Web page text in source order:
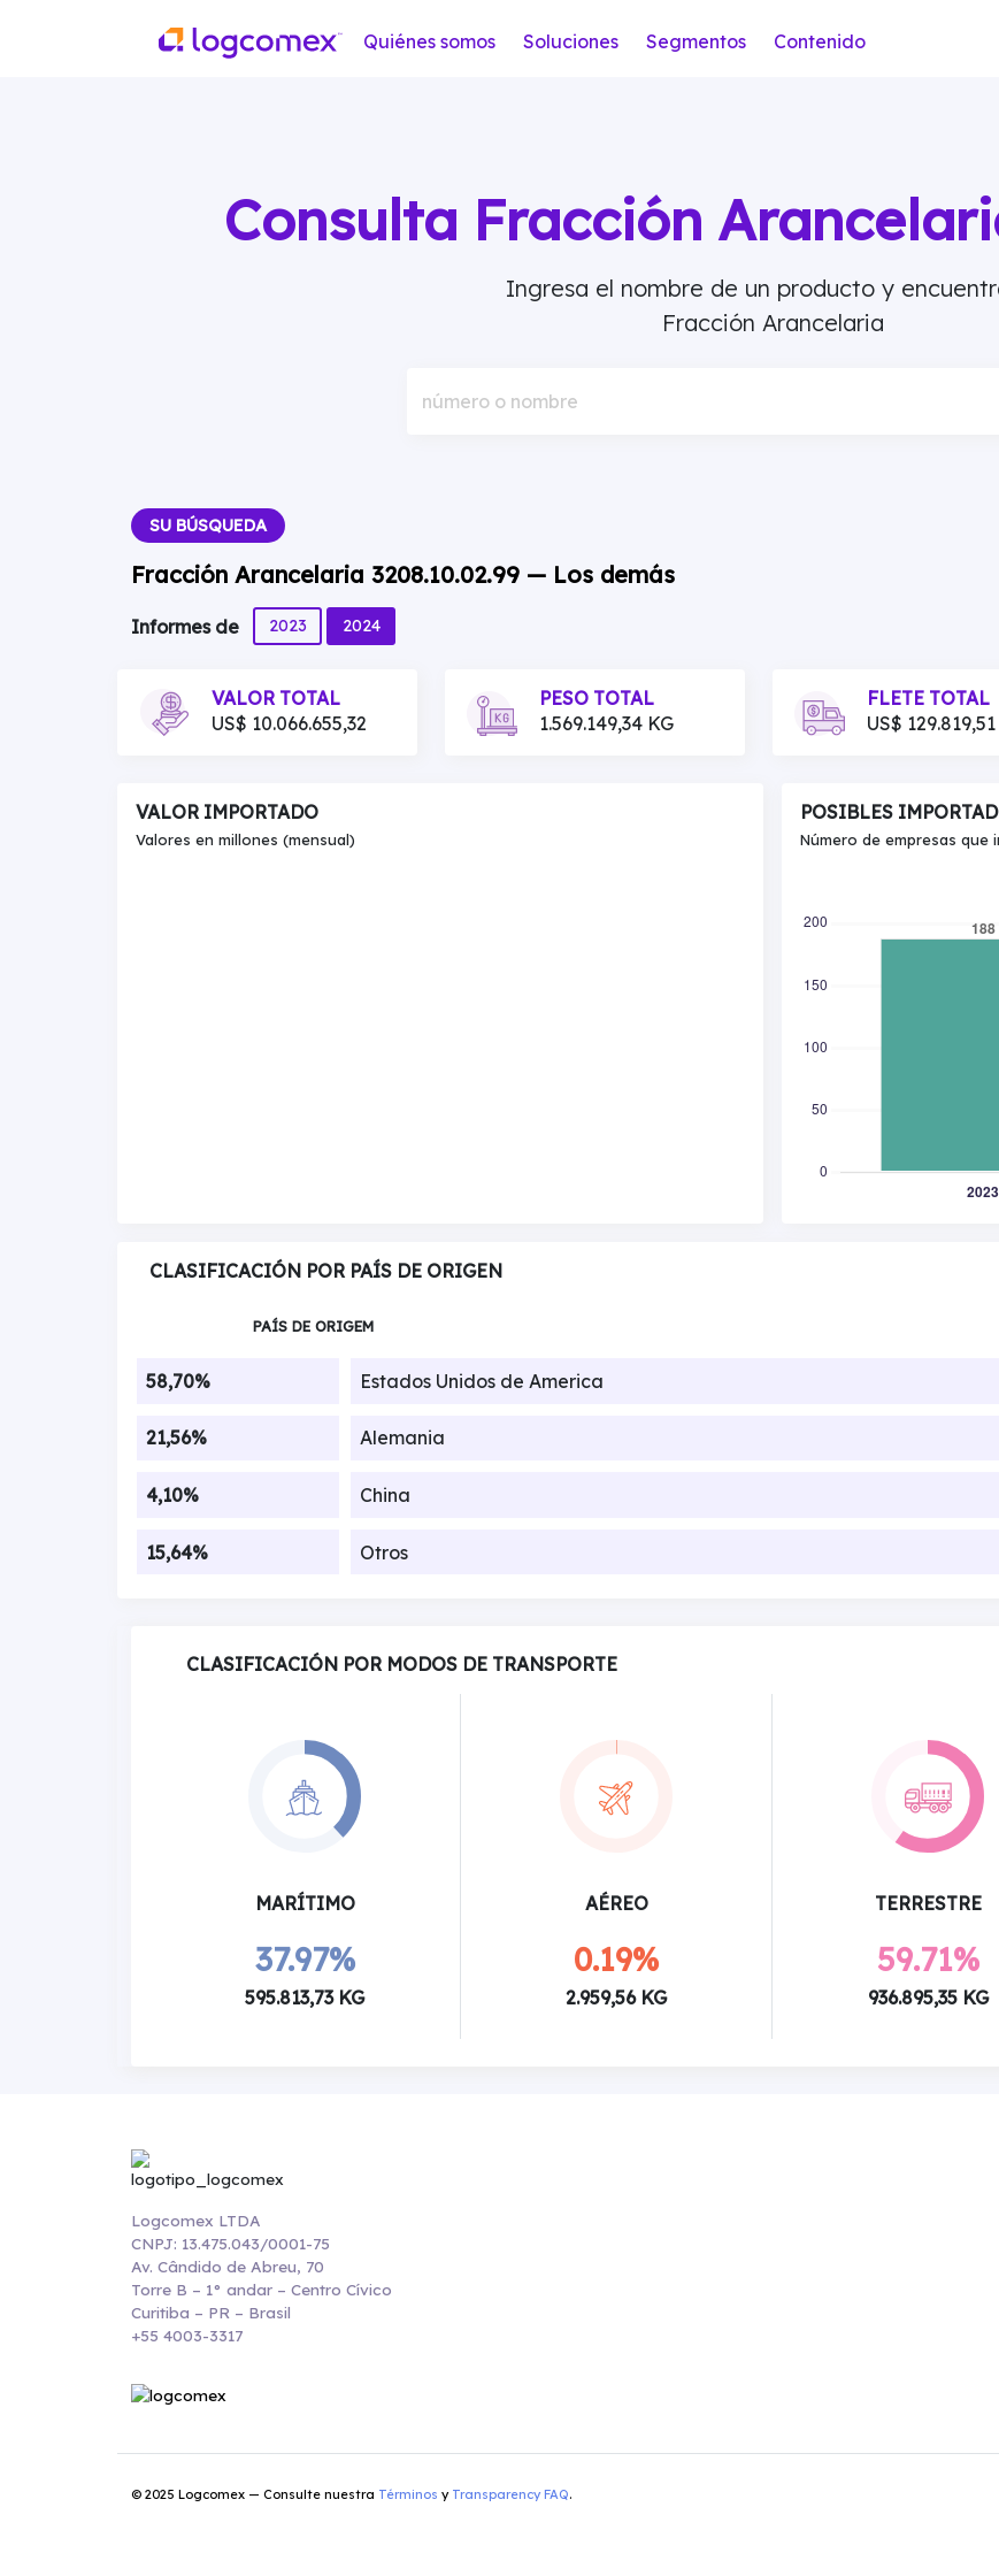
Quiénes somos Soluciones Segmentos Contenido
Consulta Fracción
Ingresa el nombre de un producto y
Fracción Arancelaria
número o nombre
SU BÚSQUEDA
Fracción Arancelaria 3208.10.02.99 — Los demás
Informes de 2023 2024
VALOR TOTAL
US$ 10.066.655,32
PESO TOTAL
1.569.149,34 KG
FLETE TOTAL
US$ 129.819,51
VALOR IMPORTADO
Valores en millones (mensual)
POSIBLES
Número de empresas que
CLASIFICACIÓN POR PAÍS DE ORIGEN
PAÍS DE ORIGEM
58,70% Estados Unidos de America
21,56% Alemania
4,10% China
15,64% Otros
CLASIFICACIÓN POR MODOS DE TRANSPORTE
MARÍTIMO
37.97%
595.813,73 KG
AÉREO
0.19%
2.959,56 KG
TERRESTRE
59.71%
936.895,35 KG
Logcomex LTDA
CNPJ: 13.475.043/0001-75
Av. Cândido de Abreu, 70
Torre B – 1° andar – Centro Cívico
Curitiba – PR – Brasil
+55 4003-3317
© 2025 Logcomex — Consulte nuestra Términos y Transparency FAQ.